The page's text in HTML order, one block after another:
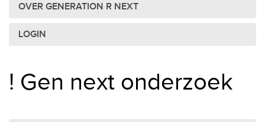
OVER GENERATION R NEXT
LOGIN
! Gen next onderzoek